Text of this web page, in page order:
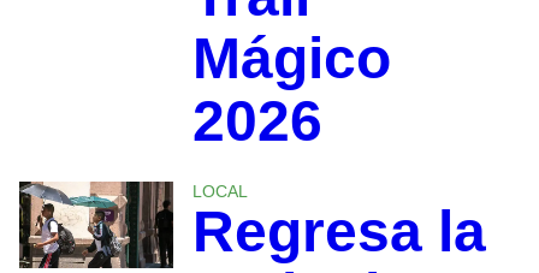
Mágico
2026
LOCAL
Regresa la